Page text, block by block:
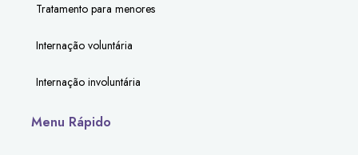
Tratamento para menores
Internação voluntária
Internação involuntária
Menu Rápido